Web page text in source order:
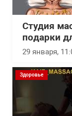
Студия
подарки
29 января,
Здоровье